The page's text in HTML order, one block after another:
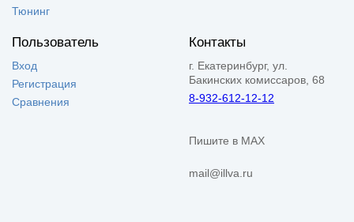
Тюнинг
Пользователь
Вход
Регистрация
Сравнения
Контакты
г. Екатеринбург, ул.
Бакинских комиссаров, 68
8-932-612-12-12
Пишите в MAX
mail@illva.ru